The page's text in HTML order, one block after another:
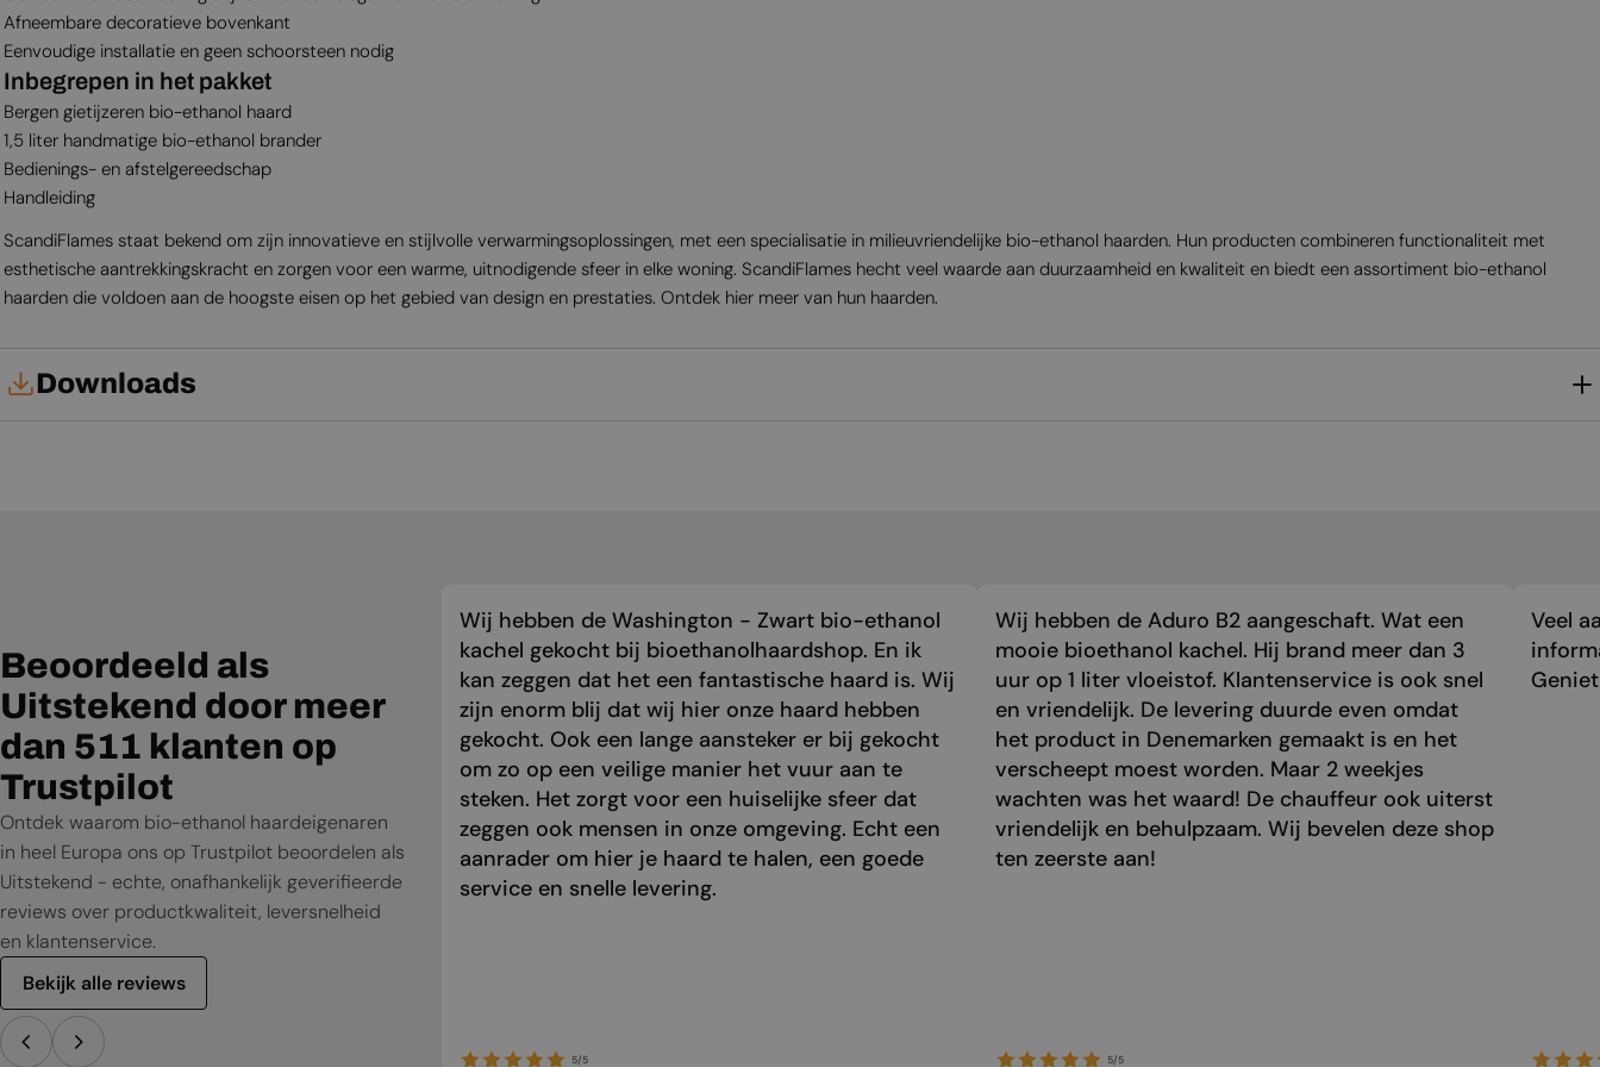
Afneembare decoratieve bovenkant
Eenvoudige installatie en geen schoorsteen nodig
Inbegrepen in het pakket
Bergen gietijzeren bio-ethanol haard
1,5 liter handmatige bio-ethanol brander
Bedienings- en afstelgereedschap
Handleiding
ScandiFlames staat bekend om zijn innovatieve en stijlvolle verwarmingsoplossingen, met een specialisatie in milieuvriendelijke bio-ethanol haarden. Hun producten combineren functionaliteit met
esthetische aantrekkingskracht en zorgen voor een warme, uitnodigende sfeer in elke woning. ScandiFlames hecht veel waarde aan duurzaamheid en kwaliteit en biedt een assortiment bio-ethanol
haarden die voldoen aan de hoogste eisen op het gebied van design en prestaties. Ontdek hier meer van hun haarden.
Downloads
Beoordeeld als
Uitstekend door meer
dan 511 klanten op
Trustpilot
Ontdek waarom bio-ethanol haardeigenaren
in heel Europa ons op Trustpilot beoordelen als
Uitstekend - echte, onafhankelijk geverifieerde
reviews over productkwaliteit, leversnelheid
en klantenservice.
Bekijk alle reviews
Wij hebben de Washington - Zwart bio-ethanol
kachel gekocht bij bioethanolhaardshop. En ik
kan zeggen dat het een fantastische haard is. Wij
zijn enorm blij dat wij hier onze haard hebben
gekocht. Ook een lange aansteker er bij gekocht
om zo op een veilige manier het vuur aan te
steken. Het zorgt voor een huiselijke sfeer dat
zeggen ook mensen in onze omgeving. Echt een
aanrader om hier je haard te halen, een goede
service en snelle levering.
5/5
Wij hebben de Aduro B2 aangeschaft. Wat een
mooie bioethanol kachel. Hij brand meer dan 3
uur op 1 liter vloeistof. Klantenservice is ook snel
en vriendelijk. De levering duurde even omdat
het product in Denemarken gemaakt is en het
verscheept moest worden. Maar 2 weekjes
wachten was het waard! De chauffeur ook uiterst
vriendelijk en behulpzaam. Wij bevelen deze shop
ten zeerste aan!
5/5
Veel
SERBIAN
SWEDISH